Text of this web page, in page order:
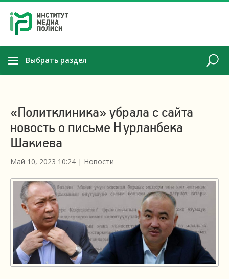
Выбрать раздел
«Политклиника» убрала с сайта
новость о письме Нурланбека
Шакиева
Май 10, 2023 10:24 | Новости